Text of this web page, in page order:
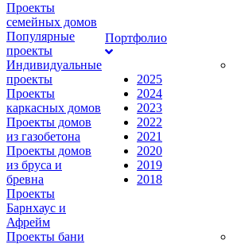
Проекты
семейных домов
Популярные
проекты
Индивидуальные
проекты
Проекты
каркасных домов
Проекты домов
из газобетона
Проекты домов
из бруса и
бревна
Проекты
Барнхаус и
Афрейм
Проекты бани
Портфолио
2025
2024
2023
2022
2021
2020
2019
2018